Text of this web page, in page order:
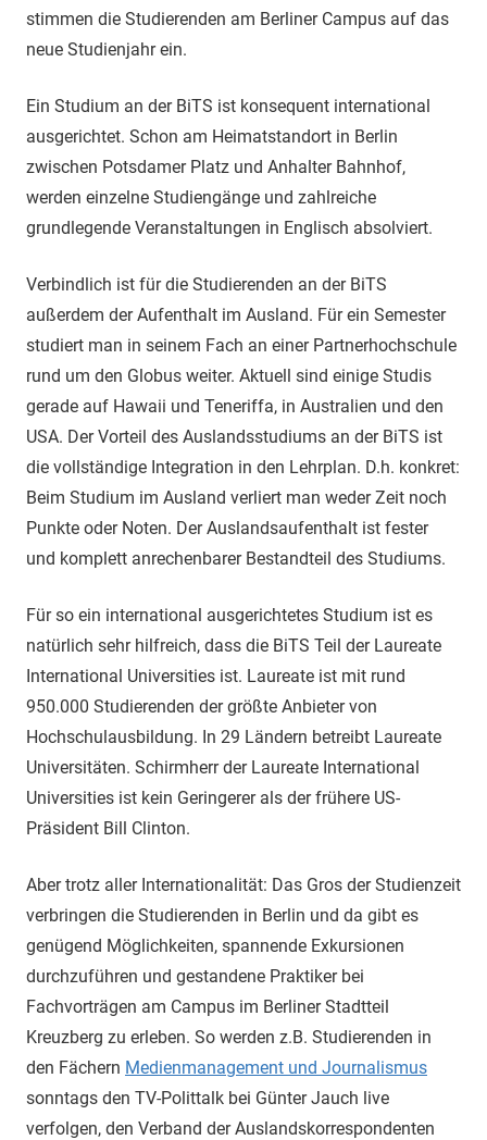
stimmen die Studierenden am Berliner Campus auf das
neue Studienjahr ein.
Ein Studium an der BiTS ist konsequent international
ausgerichtet. Schon am Heimatstandort in Berlin
zwischen Potsdamer Platz und Anhalter Bahnhof,
werden einzelne Studiengänge und zahlreiche
grundlegende Veranstaltungen in Englisch absolviert.
Verbindlich ist für die Studierenden an der BiTS
außerdem der Aufenthalt im Ausland. Für ein Semester
studiert man in seinem Fach an einer Partnerhochschule
rund um den Globus weiter. Aktuell sind einige Studis
gerade auf Hawaii und Teneriffa, in Australien und den
USA. Der Vorteil des Auslandsstudiums an der BiTS ist
die vollständige Integration in den Lehrplan. D.h. konkret:
Beim Studium im Ausland verliert man weder Zeit noch
Punkte oder Noten. Der Auslandsaufenthalt ist fester
und komplett anrechenbarer Bestandteil des Studiums.
Für so ein international ausgerichtetes Studium ist es
natürlich sehr hilfreich, dass die BiTS Teil der Laureate
International Universities ist. Laureate ist mit rund
950.000 Studierenden der größte Anbieter von
Hochschulausbildung. In 29 Ländern betreibt Laureate
Universitäten. Schirmherr der Laureate International
Universities ist kein Geringerer als der frühere US-
Präsident Bill Clinton.
Aber trotz aller Internationalität: Das Gros der Studienzeit
verbringen die Studierenden in Berlin und da gibt es
genügend Möglichkeiten, spannende Exkursionen
durchzuführen und gestandene Praktiker bei
Fachvorträgen am Campus im Berliner Stadtteil
Kreuzberg zu erleben. So werden z.B. Studierenden in
den Fächern Medienmanagement und Journalismus
sonntags den TV-Polittalk bei Günter Jauch live
verfolgen, den Verband der Auslandskorrespondenten